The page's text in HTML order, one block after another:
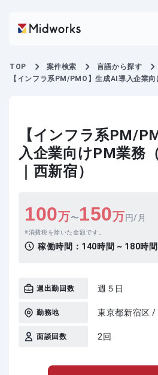
TOP 案件検索 言語から探す
【インフラ系PM/PMO】生成AI導入企業
【インフラ系PM/
入企業向けPM業務
｜西新宿）
100万〜150万円/月
消費税を除いた金額です。
稼働時間： 140時間 ~ 180時間
週出勤回数 週５日
勤務地 東京都新宿区 /
面談回数 2回